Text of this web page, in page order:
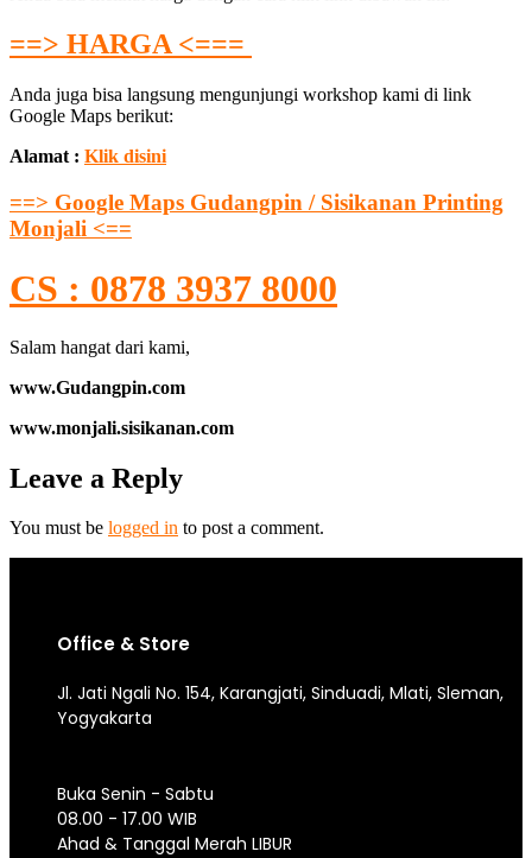
==> HARGA <===
Anda juga bisa langsung mengunjungi workshop kami di link
Google Maps berikut:
Alamat : Klik disini
==> Google Maps Gudangpin / Sisikanan Printing
Monjali <==
CS : 0878 3937 8000
Salam hangat dari kami,
www.Gudangpin.com
www.monjali.sisikanan.com
Leave a Reply
You must be logged in to post a comment.
Office & Store
Jl. Jati Ngali No. 154, Karangjati, Sinduadi, Mlati, Sleman,
Yogyakarta
Buka Senin - Sabtu
08.00 - 17.00 WIB
Ahad & Tanggal Merah LIBUR